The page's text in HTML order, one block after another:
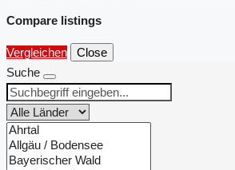
Compare listings
Vergleichen
Close
Suche